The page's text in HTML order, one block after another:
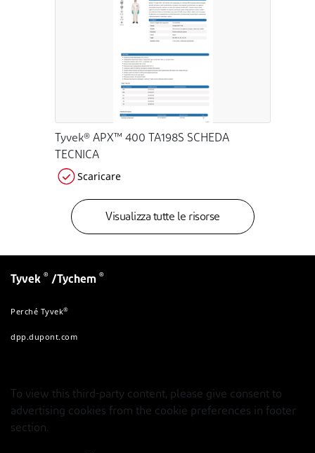
Tyvek® APX™ 400 TA198S SCHEDA
TECNICA
Scaricare
Visualizza tutte le risorse
Tyvek ® /Tychem ®
Perché Tyvek®
dpp.dupont.com
To view this third-party content, please give consent to
advertising cookies from the cookie preferences in footer
section.